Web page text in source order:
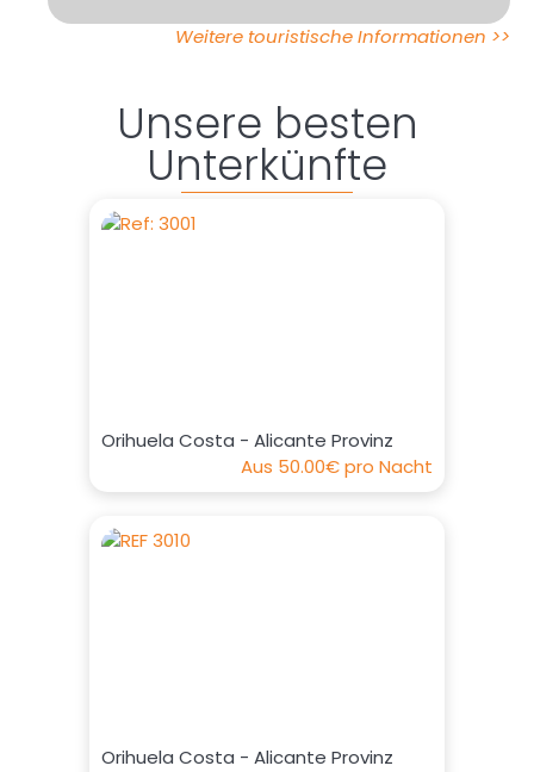
Unsere besten
Unterkünfte
Orihuela Costa - Alicante Provinz
Aus 50.00€pro Nacht
Orihuela Costa - Alicante Provinz
Weitere touristische Informationen >>